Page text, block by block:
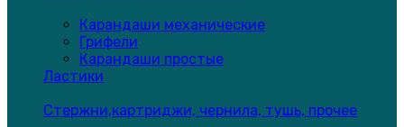
Карандаши механические
Грифели
Карандаши простые
Ластики
Стержни,картриджи, чернила, тушь, прочее